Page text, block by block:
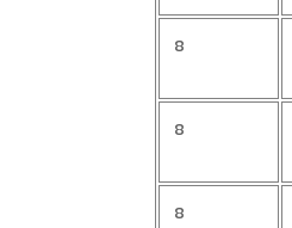
8
8
8